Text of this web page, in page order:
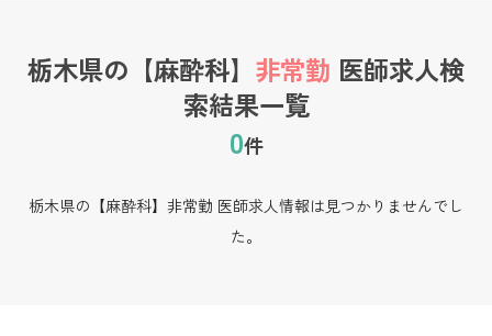
栃木県の【麻酔科】 非常勤 医師求人検
索結果一覧
0件
栃木県の【麻酔科】非常勤 医師求人情報は見つかりませんでし
た。